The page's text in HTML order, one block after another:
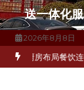
送一体化
2026年8月8日
流通难题？ 杭州中